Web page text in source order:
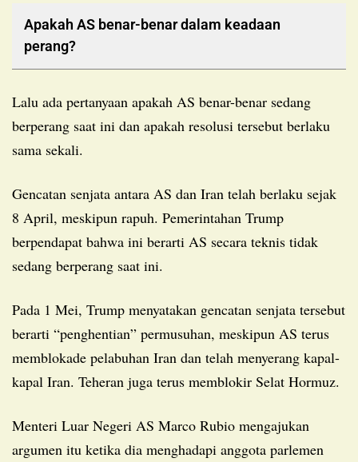
Apakah AS benar-benar dalam keadaan
perang?
Lalu ada pertanyaan apakah AS benar-benar sedang
berperang saat ini dan apakah resolusi tersebut berlaku
sama sekali.
Gencatan senjata antara AS dan Iran telah berlaku sejak
8 April, meskipun rapuh. Pemerintahan Trump
berpendapat bahwa ini berarti AS secara teknis tidak
sedang berperang saat ini.
Pada 1 Mei, Trump menyatakan gencatan senjata tersebut
berarti “penghentian” permusuhan, meskipun AS terus
memblokade pelabuhan Iran dan telah menyerang kapal-
kapal Iran. Teheran juga terus memblokir Selat Hormuz.
Menteri Luar Negeri AS Marco Rubio mengajukan
argumen itu ketika dia menghadapi anggota parlemen